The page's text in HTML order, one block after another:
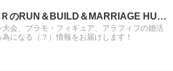
ヘル兄ＲのRUN＆BUILD＆MARRIAGE HUNT
大会、プラモ・フィギュア、アラフィフの婚活
為になる（？）情報をお届けします！